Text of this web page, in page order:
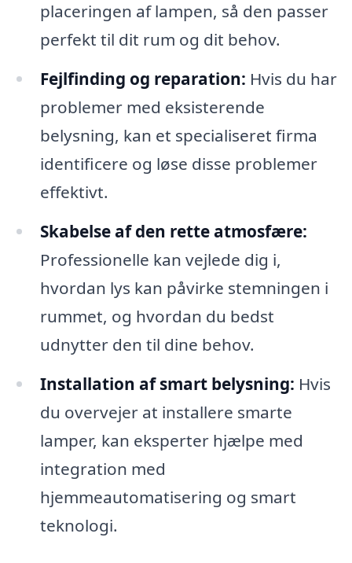
placeringen af lampen, så den passer
perfekt til dit rum og dit behov.
Fejlfinding og reparation: Hvis du har
problemer med eksisterende
belysning, kan et specialiseret firma
identificere og løse disse problemer
effektivt.
Skabelse af den rette atmosfære:
Professionelle kan vejlede dig i,
hvordan lys kan påvirke stemningen i
rummet, og hvordan du bedst
udnytter den til dine behov.
Installation af smart belysning: Hvis
du overvejer at installere smarte
lamper, kan eksperter hjælpe med
integration med
hjemmeautomatisering og smart
teknologi.